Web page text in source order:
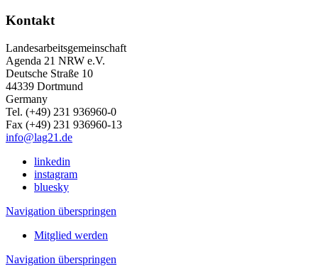
Kontakt
Landesarbeitsgemeinschaft
Agenda 21 NRW e.V.
Deutsche Straße 10
44339 Dortmund
Germany
Tel. (+49) 231 936960-0
Fax (+49) 231 936960-13
info@lag21.de
linkedin
instagram
bluesky
Navigation überspringen
Mitglied werden
Navigation überspringen